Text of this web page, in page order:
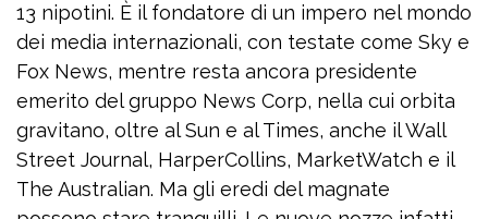
13 nipotini. È il fondatore di un impero nel mondo
dei media internazionali, con testate come Sky e
Fox News, mentre resta ancora presidente
emerito del gruppo News Corp, nella cui orbita
gravitano, oltre al Sun e al Times, anche il Wall
Street Journal, HarperCollins, MarketWatch e il
The Australian. Ma gli eredi del magnate